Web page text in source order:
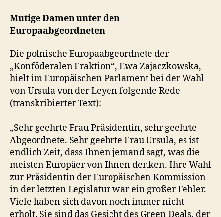
Mutige Damen unter den
Europaabgeordneten
Die polnische Europaabgeordnete der
„Konföderalen Fraktion“, Ewa Zajaczkowska,
hielt im Europäischen Parlament bei der Wahl
von Ursula von der Leyen folgende Rede
(transkribierter Text):
„Sehr geehrte Frau Präsidentin, sehr geehrte
Abgeordnete. Sehr geehrte Frau Ursula, es ist
endlich Zeit, dass Ihnen jemand sagt, was die
meisten Europäer von Ihnen denken. Ihre Wahl
zur Präsidentin der Europäischen Kommission
in der letzten Legislatur war ein großer Fehler.
Viele haben sich davon noch immer nicht
erholt. Sie sind das Gesicht des Green Deals, der